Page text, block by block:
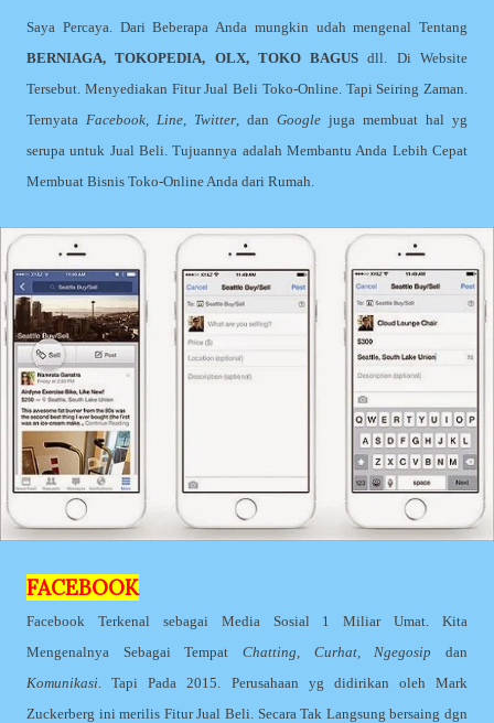
Saya Percaya. Dari Beberapa Anda mungkin udah mengenal Tentang
BERNIAGA, TOKOPEDIA, OLX, TOKO BAGUS dll. Di Website
Tersebut. Menyediakan Fitur Jual Beli Toko-Online. Tapi Seiring Zaman.
Ternyata Facebook, Line, Twitter, dan Google juga membuat hal yg
serupa untuk Jual Beli. Tujuannya adalah Membantu Anda Lebih Cepat
Membuat Bisnis Toko-Online Anda dari Rumah.
FACEBOOK
Facebook Terkenal sebagai Media Sosial 1 Miliar Umat. Kita
Mengenalnya Sebagai Tempat Chatting, Curhat, Ngegosip dan
Komunikasi . Tapi Pada 2015. Perusahaan yg didirikan oleh Mark
Zuckerberg ini merilis Fitur Jual Beli. Secara Tak Langsung bersaing dgn